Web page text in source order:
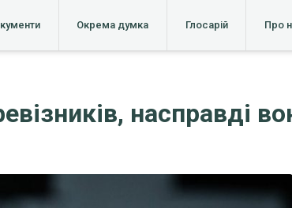
Окрема думка Глосарій Про
насправді